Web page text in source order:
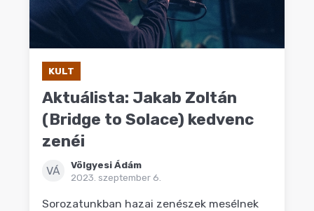
KULT
Aktuálista: Jakab Zoltán
(Bridge to Solace) kedvenc
zenéi
VÁ
Völgyesi Ádám
2023. szeptember 6.
Sorozatunkban hazai zenészek mesélnek